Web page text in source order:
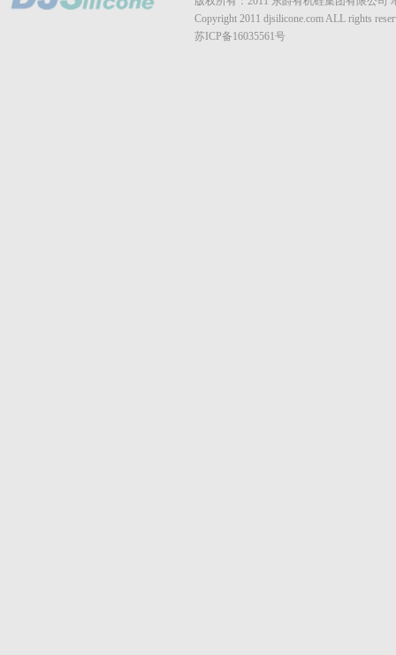
Copyright 2011 djsilicone.com ALL rights
苏ICP备16035561号